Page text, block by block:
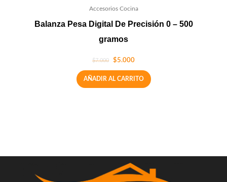
Accesorios Cocina
Balanza Pesa Digital De Precisión 0 – 500
gramos
$7.000 $5.000
AÑADIR AL CARRITO